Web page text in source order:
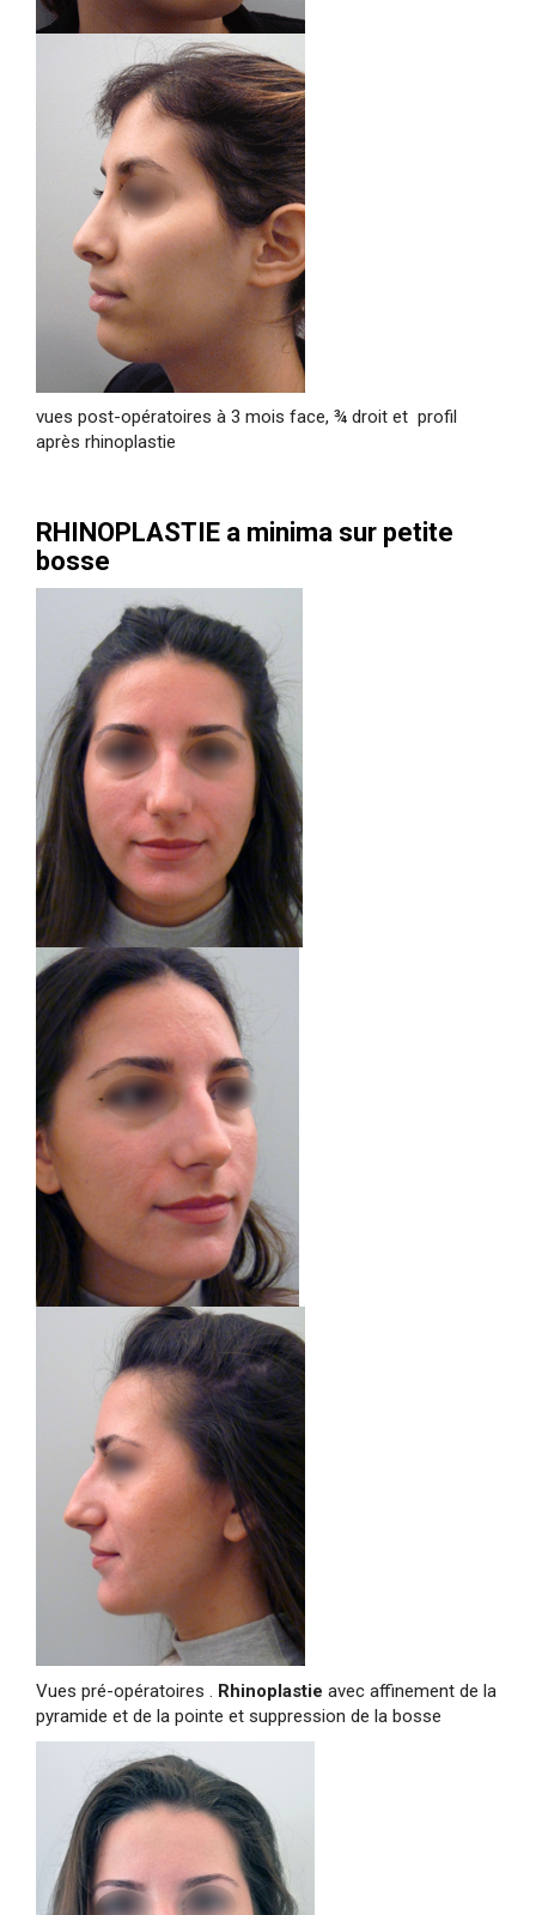
vues post-opératoires à 3 mois face, ¾ droit et profil
après rhinoplastie
RHINOPLASTIE a minima sur petite
bosse
Vues pré-opératoires . Rhinoplastie avec affinement de la
pyramide et de la pointe et suppression de la bosse